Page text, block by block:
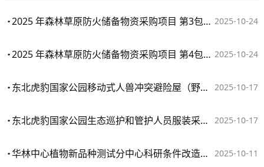
2025-10-24
2025 年森林草原防火储备物资采购项目 第3包：移动式蓄水池（1吨）
2025-10-24
2025 年森林草原防火储备物资采购项目 第4包：移动式储水池（3 吨）
2025-10-17
东北虎豹国家公园移动式人兽冲突避险屋（野外观测点）建设项目政府采购货物买卖合同
2025-10-17
东北虎豹国家公园生态巡护和管护人员服装采购项目合同
2025-10-11
华林中心植物新品种测试分中心科研条件改造提升项目-科研仪器设备升级购置合同公告